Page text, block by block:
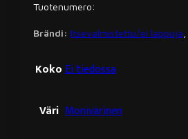
Tuotenumero:
Brändi: Itsevalmistettu/ei lappuja
KokoEi tiedossa
Väri Monivärinen